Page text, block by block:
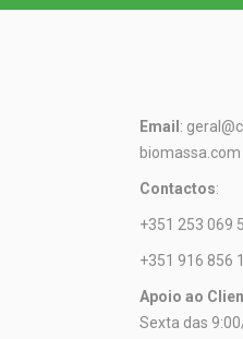
Email :
biomassa.com
Contactos:
+351 253 069
+351 916 856
Apoio ao
Sexta das